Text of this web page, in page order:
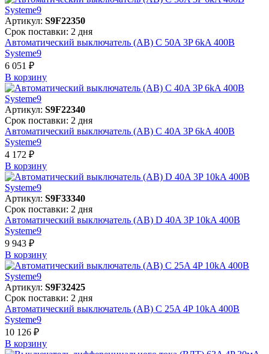
Артикул: S9F22350
Срок поставки: 2 дня
Автоматический выключатель (АВ) C 50A 3P 6kA 400В
Systeme9
6 051 ₽
В корзинy
Артикул: S9F22340
Срок поставки: 2 дня
Автоматический выключатель (АВ) C 40A 3P 6kA 400В
Systeme9
4 172 ₽
В корзинy
Артикул: S9F33340
Срок поставки: 2 дня
Автоматический выключатель (АВ) D 40A 3P 10kA 400В
Systeme9
9 943 ₽
В корзинy
Артикул: S9F32425
Срок поставки: 2 дня
Автоматический выключатель (АВ) C 25A 4P 10kA 400В
Systeme9
10 126 ₽
В корзинy